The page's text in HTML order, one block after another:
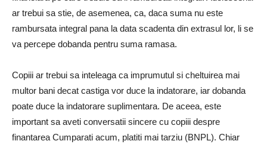
ar trebui sa stie, de asemenea, ca, daca suma nu este
rambursata integral pana la data scadenta din extrasul lor, li se
va percepe dobanda pentru suma ramasa.
Copiii ar trebui sa inteleaga ca imprumutul si cheltuirea mai
multor bani decat castiga vor duce la indatorare, iar dobanda
poate duce la indatorare suplimentara. De aceea, este
important sa aveti conversatii sincere cu copiii despre
finantarea Cumparati acum, platiti mai tarziu (BNPL). Chiar